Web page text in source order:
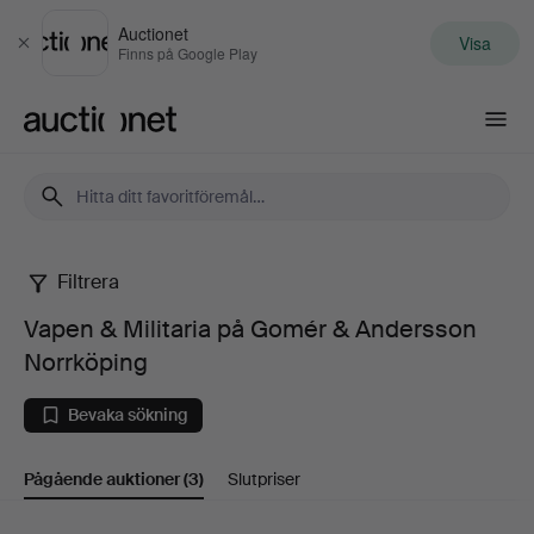
Stäng
Auctionet
Finns på Google Play Visa
Vapen
Militaria
på
Filtrera
Vapen & Militaria på Gomér & Andersson
Norrköping
Bevaka sökning
Pågående auktioner(3) Slutpriser